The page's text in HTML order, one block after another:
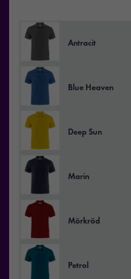
Antracit
Blue Heaven
Deep Sun
Marin
Mörkröd
Petrol